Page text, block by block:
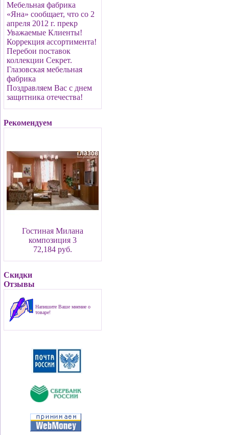
Мебельная фабрика
«Яна» сообщает, что со 2
апреля 2012 г. прекр
Уважаемые Клиенты!
Коррекция ассортимента!
Перебои поставок
коллекции Секрет.
Глазовская мебельная
фабрика
Поздравляем Вас с днем
защитника отечества!
Рекомендуем
Гостиная Милана
композиция 3
72,184 руб.
Скидки
Отзывы
Напишите Ваше мнение о
товаре!